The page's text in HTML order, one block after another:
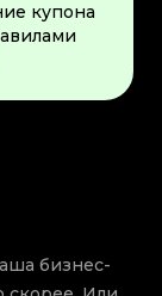
купона
бизнес-